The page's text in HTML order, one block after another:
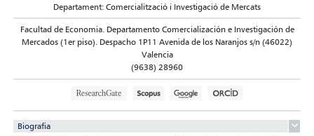
Departament: Comercialització i Investigació de Mercats
Facultad de Economia. Departamento Comercialización e Investigación de
Mercados (1er piso). Despacho 1P11 Avenida de los Naranjos s/n (46022)
Valencia
(9638) 28960
Biografia